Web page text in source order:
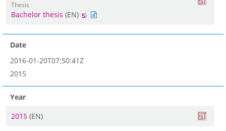
Thesis
Bachelor thesis (EN)
Date
2016-01-20T07:50:41Z
2015
Year
2015 (EN)